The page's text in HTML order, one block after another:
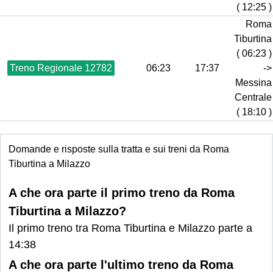
( 12:25 )
Treno Regionale 12782 06:23 17:37
Roma
Tiburtina
( 06:23 )
->
Messina
Centrale
( 18:10 )
Domande e risposte sulla tratta e sui treni da Roma
Tiburtina a Milazzo
A che ora parte il primo treno da Roma
Tiburtina a Milazzo?
Il primo treno tra Roma Tiburtina e Milazzo parte a
14:38
A che ora parte l'ultimo treno da Roma